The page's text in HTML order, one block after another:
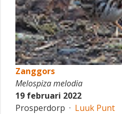
Zanggors
Melospiza melodia
19 februari 2022
Prosperdorp · Luuk Punt